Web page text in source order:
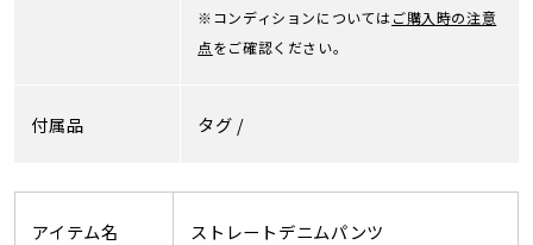
※コンディションについてはご購入時の注意
点をご確認ください。
付属品 タグ /
アイテム名 ストレートデニムパンツ